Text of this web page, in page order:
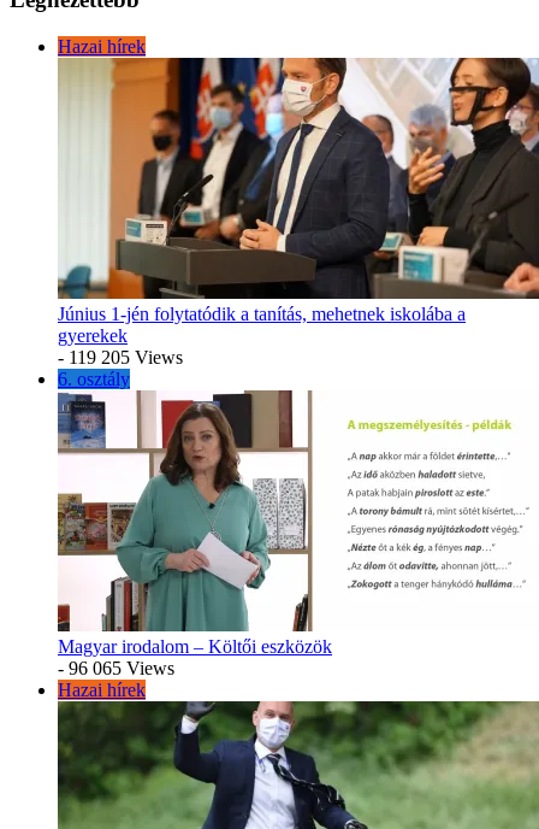
Hazai hírek
Június 1-jén folytatódik a tanítás, mehetnek iskolába a
gyerekek
- 119 205 Views
6. osztály
Magyar irodalom – Költői eszközök
- 96 065 Views
Hazai hírek